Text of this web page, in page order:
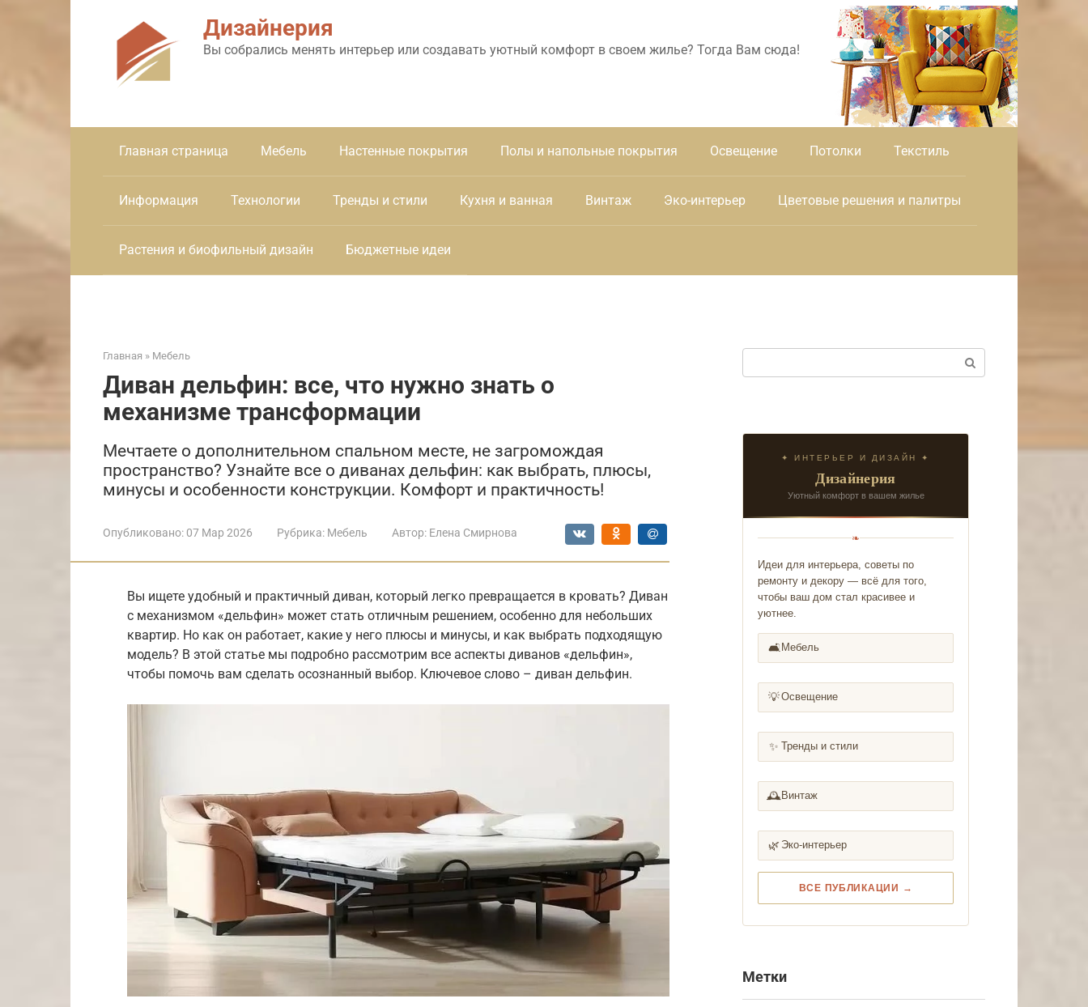
Дизайнерия
Вы собрались менять интерьер или создавать уютный комфорт в своем жилье? Тогда Вам сюда!
Главная страница Мебель Настенные покрытия Полы и напольные покрытия Освещение Потолки Текстиль
Информация Технологии Тренды и стили Кухня и ванная Винтаж Эко-интерьер Цветовые решения и палитры
Растения и биофильный дизайн Бюджетные идеи
Главная » Мебель
Диван дельфин: все, что нужно знать о
механизме трансформации
Мечтаете о дополнительном спальном месте, не загромождая
пространство? Узнайте все о диванах дельфин: как выбрать, плюсы,
минусы и особенности конструкции. Комфорт и практичность!
Опубликовано: 07 Мар 2026 Рубрика: Мебель Автор: Елена Смирнова
Вы ищете удобный и практичный диван, который легко превращается в кровать? Диван
с механизмом «дельфин» может стать отличным решением, особенно для небольших
квартир. Но как он работает, какие у него плюсы и минусы, и как выбрать подходящую
модель? В этой статье мы подробно рассмотрим все аспекты диванов «дельфин»,
чтобы помочь вам сделать осознанный выбор. Ключевое слово – диван дельфин.
✦ ИНТЕРЬЕР И ДИЗАЙН ✦
Дизайнерия
Уютный комфорт в вашем жилье
❧
Идеи для интерьера, советы по
ремонту и декору — всё для того,
чтобы ваш дом стал красивее и
уютнее.
🛋️ Мебель
💡Освещение
✨ Тренды и стили
🕰️ Винтаж
🌿 Эко-интерьер
ВСЕ ПУБЛИКАЦИИ →
Метки